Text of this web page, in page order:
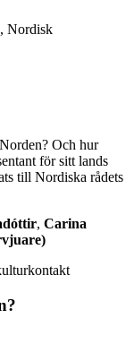
Nordisk
Och hur
för sitt lands
till Nordiska rådets
, Carina